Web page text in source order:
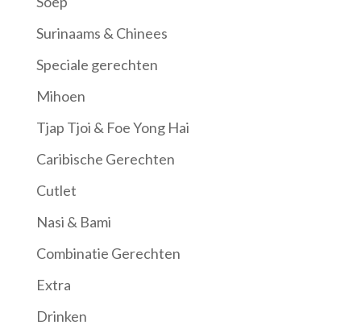
Surinaams & Chinees
Speciale gerechten
Mihoen
Tjap Tjoi & Foe Yong Hai
Caribische Gerechten
Cutlet
Nasi & Bami
Combinatie Gerechten
Extra
Drinken